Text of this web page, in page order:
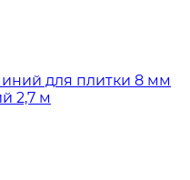
для плитки 8 мм
2,7 м